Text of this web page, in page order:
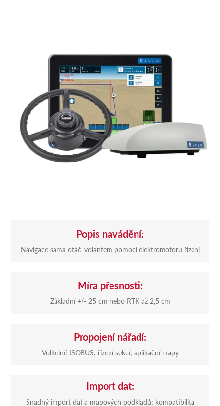
Popis navádění:
Navigace sama otáčí volantem pomocí elektromotoru řízení
Míra přesnosti:
Základní +/- 25 cm nebo RTK až 2,5 cm
Propojení nářadí:
Volitelně ISOBUS; řízení sekcí; aplikační mapy
Import dat:
Snadný import dat a mapových podkladů; kompatibilita